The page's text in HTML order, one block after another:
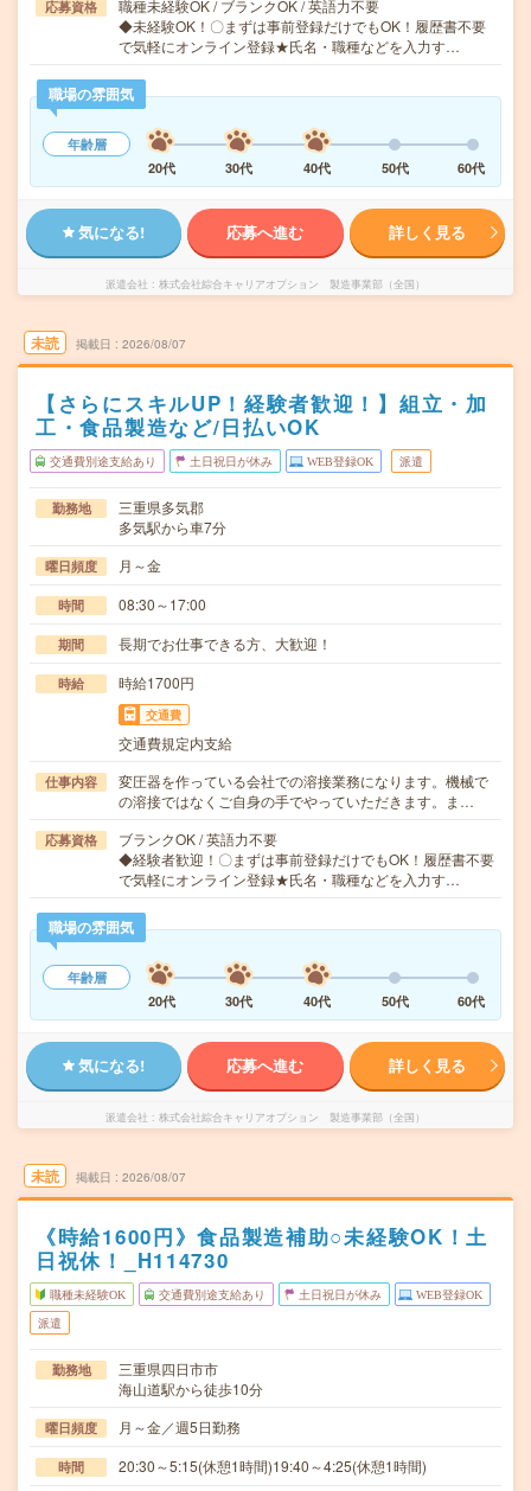
応募資格
職種未経験OK / ブランクOK / 英語力不要
◆未経験OK！〇まずは事前登録だけでもOK！履歴書不要
で気軽にオンライン登録★氏名・職種などを入力す…
職場の雰囲気
年齢層
20代
30代 40代 50代 60代
気になる! 応募へ進む 詳しく見る
派遣会社 株式会社綜合キャリアオプション 製造事業部（全国）
未読 掲載日 2026/08/07
【さらにスキルUP！経験者歓迎！】組立・加
工・食品製造など/日払いOK
交通費別途支給あり 土日祝日が休み WEB登録OK 派遣
勤務地
三重県多気郡
多気駅から車7分
曜日頻度 月～金
時間 08:30～17:00
期間 長期でお仕事できる方、大歓迎！
時給 時給1700円
交通費
交通費規定内支給
仕事内容
変圧器を作っている会社での溶接業務になります。機械で
の溶接ではなくご自身の手でやっていただきます。ま…
応募資格
ブランクOK / 英語力不要
◆経験者歓迎！〇まずは事前登録だけでもOK！履歴書不要
で気軽にオンライン登録★氏名・職種などを入力す…
職場の雰囲気
年齢層
20代
30代 40代 50代 60代
気になる! 応募へ進む 詳しく見る
派遣会社 株式会社綜合キャリアオプション 製造事業部（全国）
未読 掲載日 2026/08/07
《時給1600円》食品製造補助○未経験OK！土
日祝休！_H114730
職種未経験OK 交通費別途支給あり 土日祝日が休み WEB登録OK
派遣
勤務地
三重県四日市市
海山道駅から徒歩10分
曜日頻度 月～金／週5日勤務
時間 20:30～5:15(休憩1時間)19:40～4:25(休憩1時間)